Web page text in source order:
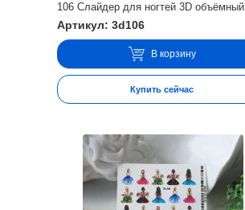
106 Слайдер для ногтей 3D объёмный
Артикул: 3d106
В корзину
Купить сейчас